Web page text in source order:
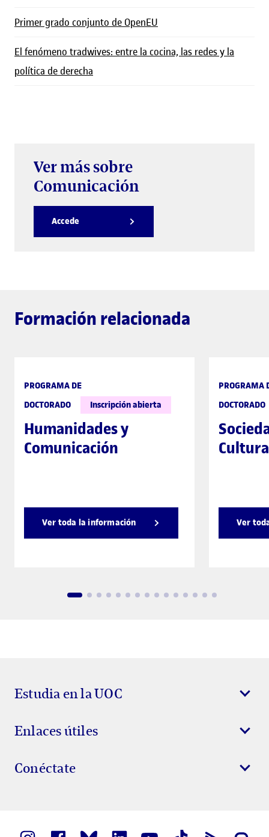
Primer grado conjunto de OpenEU
El fenómeno tradwives: entre la cocina, las redes y la
política de derecha
Ver más sobre
Comunicación
Accede
Formación relacionada
PROGRAMA DE
DOCTORADO
Inscripción abierta
Humanidades y
Comunicación
Ver toda la información
PROGRAMA
DOCTORADO
Cultura
Ver
Estudia en la UOC
Enlaces útiles
Conéctate